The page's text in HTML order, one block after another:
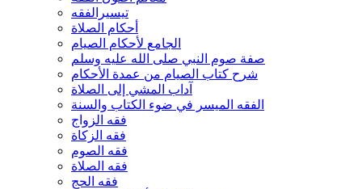
تيسيرالفقه
أحكام الصلاة
الجامع لأحكام الصيام
صفة صوم النبي صلى الله عليه وسلم
شرح كتاب الصيام من عمدة الأحكام
آداب المشي إلى الصلاة
الفقه الميسر في ضوء الكتاب والسنة
فقه الزواج
فقه الزكاة
فقه الصوم
فقه الصلاة
فقه الحج